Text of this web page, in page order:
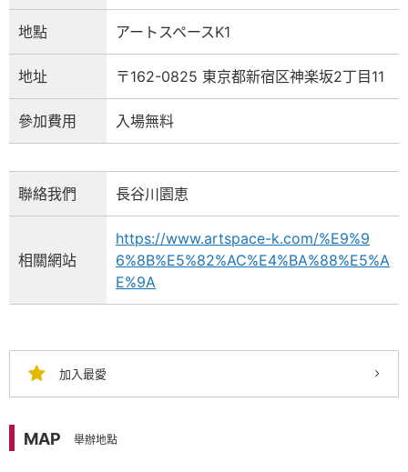
地點 アートスペースK1
地址 〒162-0825 東京都新宿区神楽坂2丁目11
參加費用 入場無料
聯絡我們 長谷川園恵
相關網站
https://www.artspace-k.com/%E9%9
6%8B%E5%82%AC%E4%BA%88%E5%A
E%9A
加入最愛
MAP 舉辦地點